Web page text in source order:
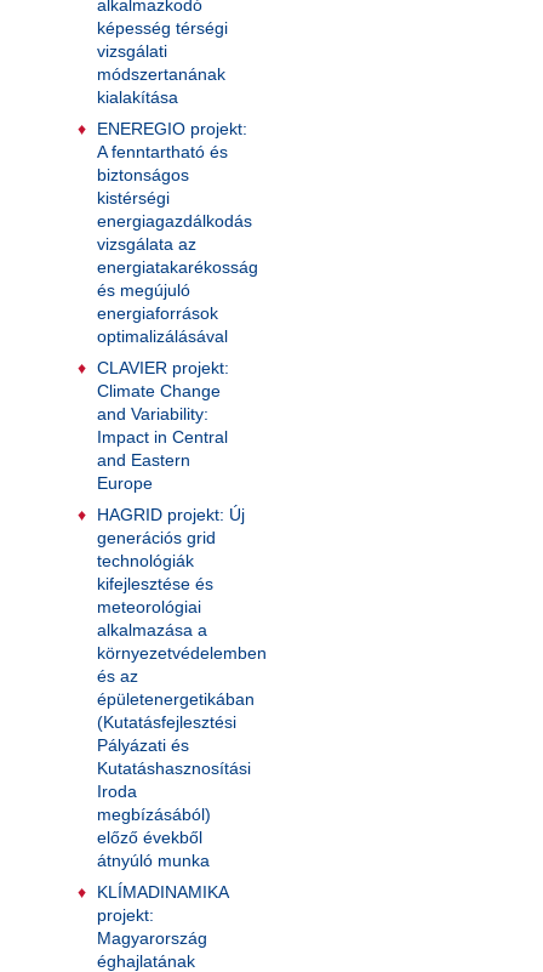
alkalmazkodó
képesség térségi
vizsgálati
módszertanának
kialakítása
ENEREGIO projekt:
A fenntartható és
biztonságos
kistérségi
energiagazdálkodás
vizsgálata az
energiatakarékosság
és megújuló
energiaforrások
optimalizálásával
CLAVIER projekt:
Climate Change
and Variability:
Impact in Central
and Eastern
Europe
HAGRID projekt: Új
generációs grid
technológiák
kifejlesztése és
meteorológiai
alkalmazása a
környezetvédelemben
és az
épületenergetikában
(Kutatásfejlesztési
Pályázati és
Kutatáshasznosítási
Iroda
megbízásából)
előző évekből
átnyúló munka
KLÍMADINAMIKA
projekt:
Magyarország
éghajlatának